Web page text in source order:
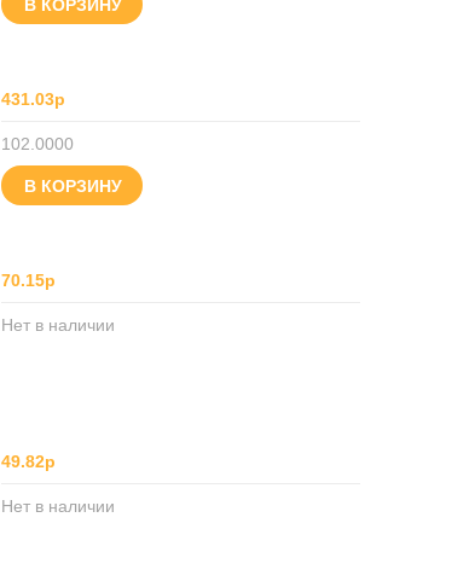
В КОРЗИНУ
431.03р
102.0000
В КОРЗИНУ
70.15р
Нет в наличии
49.82р
Нет в наличии